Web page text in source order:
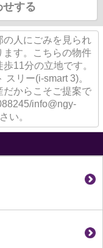
せする
の人にごみを見られ
ます。こちらの物件
11分の立地です。
リー(i-smart 3)。
だからこそご提案で
info@ngy-
い。